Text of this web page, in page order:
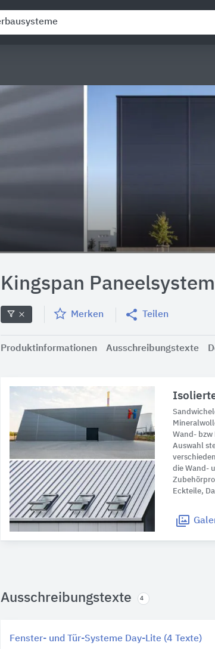
Kingspan
Merken Teilen
Produktinformationen Ausschreibungstexte
Wand- bzw
Auswahl
die Wand-
Eckteile,
Ausschreibungstexte 4
Fenster- und Tür-Systeme Day-Lite (4 Texte)